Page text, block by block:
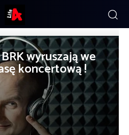
wyruszają we
koncertową !